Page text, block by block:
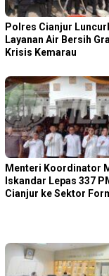
Polres Cianjur
Layanan Air Bersih
Krisis Kemarau
Menteri Koordinator
Iskandar Lepas 337
Cianjur ke Sektor